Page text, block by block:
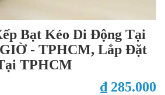
Bạt Kéo Di Động Tại
- TPHCM, Lắp Đặt
TPHCM
₫ 285.000